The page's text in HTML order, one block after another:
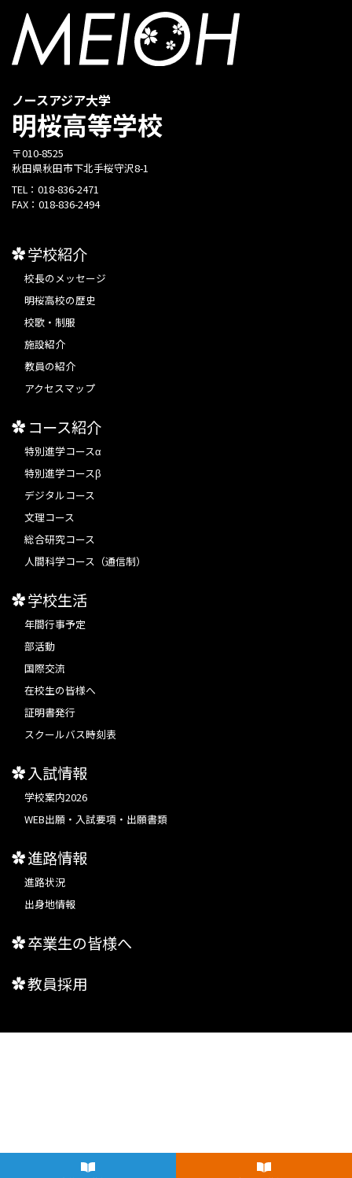
ノースアジア大学
明桜高等学校
〒010-8525
秋田県秋田市下北手桜守沢8-1
TEL： 018-836-2471
FAX： 018-836-2494
学校紹介
校長のメッセージ
明桜高校の歴史
校歌・制服
施設紹介
教員の紹介
アクセスマップ
コース紹介
特別進学コースα
特別進学コースβ
デジタルコース
文理コース
総合研究コース
人間科学コース（通信制）
学校生活
年間行事予定
部活動
国際交流
在校生の皆様へ
証明書発行
スクールバス時刻表
入試情報
学校案内2026
WEB出願・入試要項・出願書類
進路情報
進路状況
出身地情報
卒業生の皆様へ
教員採用